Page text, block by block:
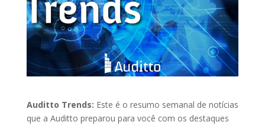
Auditto Trends: Este é o resumo semanal de notícias
que a Auditto preparou para você com os destaques